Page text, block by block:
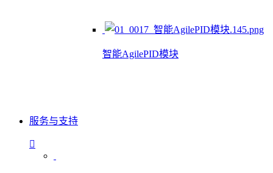
智能AgilePID模块
服务与支持